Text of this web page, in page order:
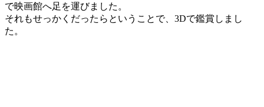
で映画館へ足を運びました。
それもせっかくだったらということで、3Dで鑑賞しまし
た。